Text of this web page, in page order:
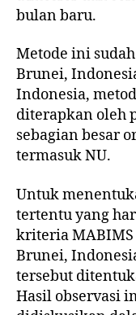
bulan baru.
Metode ini
Brunei,
Indonesia,
diterapkan oleh
sebagian besar
termasuk NU.
Untuk
tertentu yang
kriteria
Brunei,
tersebut
Hasil observasi